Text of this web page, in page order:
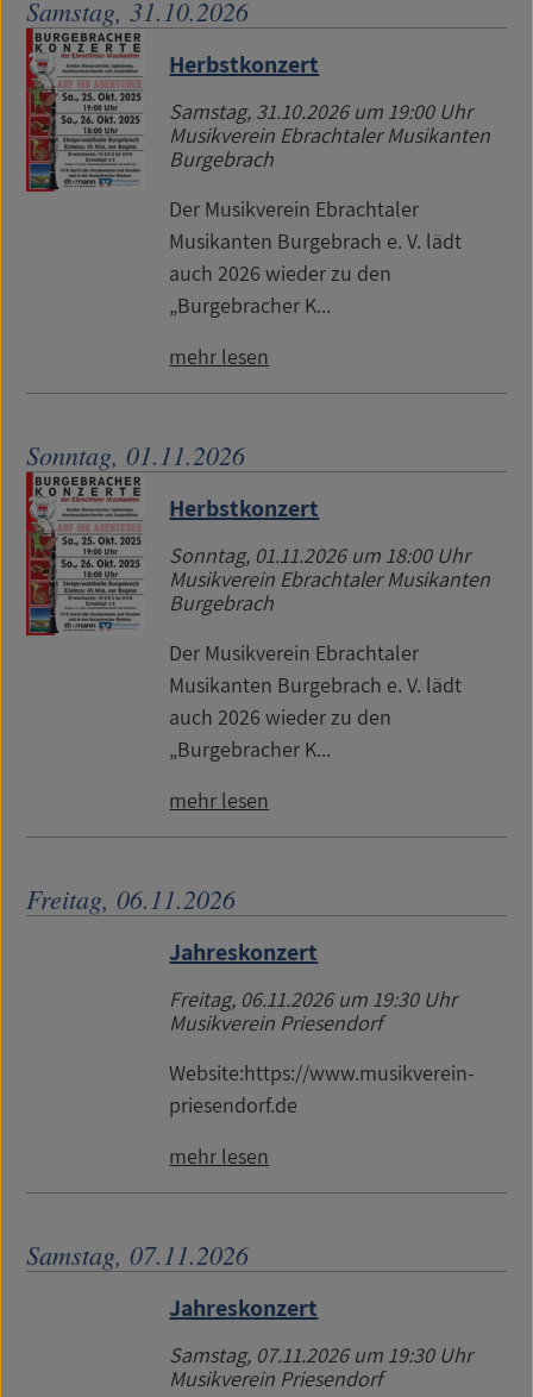
Samstag, 31.10.2026
Herbstkonzert
Samstag, 31.10.2026um 19:00 Uhr
Musikverein Ebrachtaler Musikanten
Burgebrach
Der Musikverein Ebrachtaler
Musikanten Burgebrach e. V. lädt
auch 2026 wieder zu den
„Burgebracher K...
mehr lesen
Sonntag, 01.11.2026
Herbstkonzert
Sonntag, 01.11.2026um 18:00 Uhr
Musikverein Ebrachtaler Musikanten
Burgebrach
Der Musikverein Ebrachtaler
Musikanten Burgebrach e. V. lädt
auch 2026 wieder zu den
„Burgebracher K...
mehr lesen
Freitag, 06.11.2026
Jahreskonzert
Freitag, 06.11.2026um 19:30 Uhr
Musikverein Priesendorf
Website:https://www.musikverein-
priesendorf.de
mehr lesen
Samstag, 07.11.2026
Jahreskonzert
Samstag, 07.11.2026um 19:30 Uhr
Musikverein Priesendorf